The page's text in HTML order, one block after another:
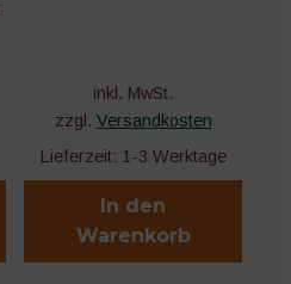
inkl. MwSt.
zzgl. Versandkosten
Lieferzeit: 1-3 Werktage
In den
Warenkorb